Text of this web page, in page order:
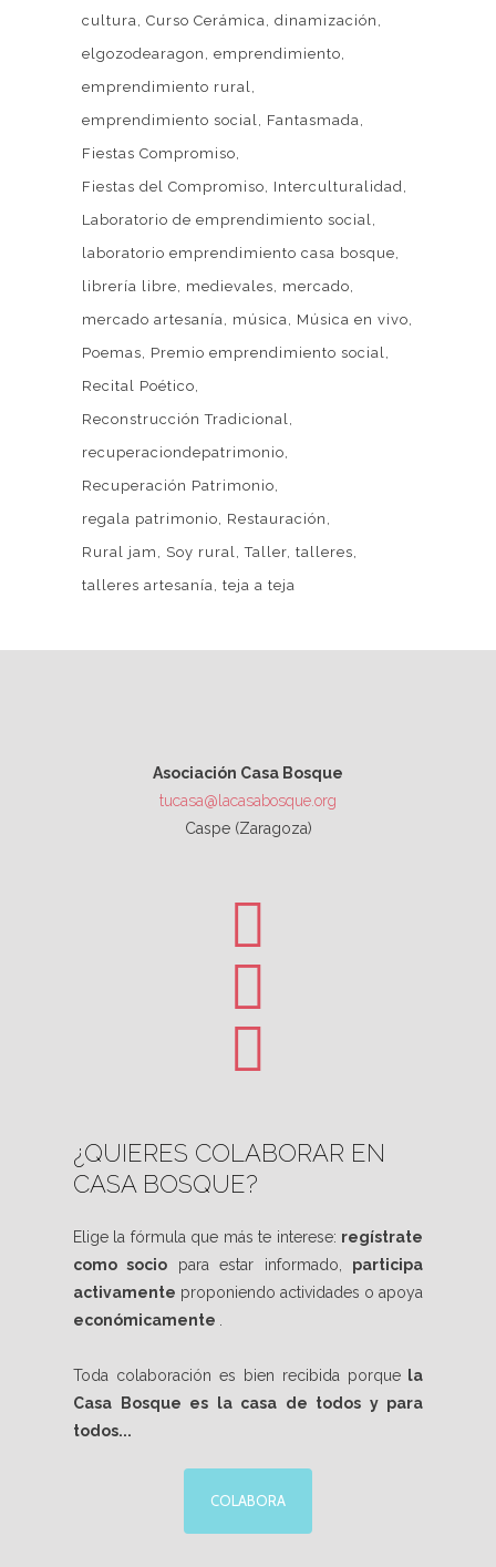
cultura Curso Cerámica dinamización
elgozodearagon
emprendimiento
emprendimiento rural
emprendimiento social
Fantasmada
Fiestas Compromiso
Fiestas del Compromiso
Interculturalidad
Laboratorio de emprendimiento social
laboratorio emprendimiento casa bosque
librería libre
medievales
mercado
mercado artesanía
música
Música en vivo
Poemas
Premio emprendimiento social
Recital Poético
Reconstrucción Tradicional
recuperaciondepatrimonio
Recuperación Patrimonio
regala patrimonio
Restauración
Rural jam
Soy rural Taller talleres
talleres artesanía teja a teja
Asociación Casa Bosque
tucasa@lacasabosque.org
Caspe (Zaragoza)
¿QUIERES COLABORAR EN
CASA BOSQUE?
Elige la fórmula que más te interese: regístrate
como socio para estar informado, participa
activamente proponiendo actividades o apoya
económicamente
Toda colaboración es bien recibida porque la
Casa Bosque es la casa de todos y para
todos...
COLABORA